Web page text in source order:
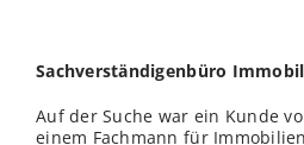
Sachverständigenbüro
Auf der Suche war ein Kunde
einem Fachmann für